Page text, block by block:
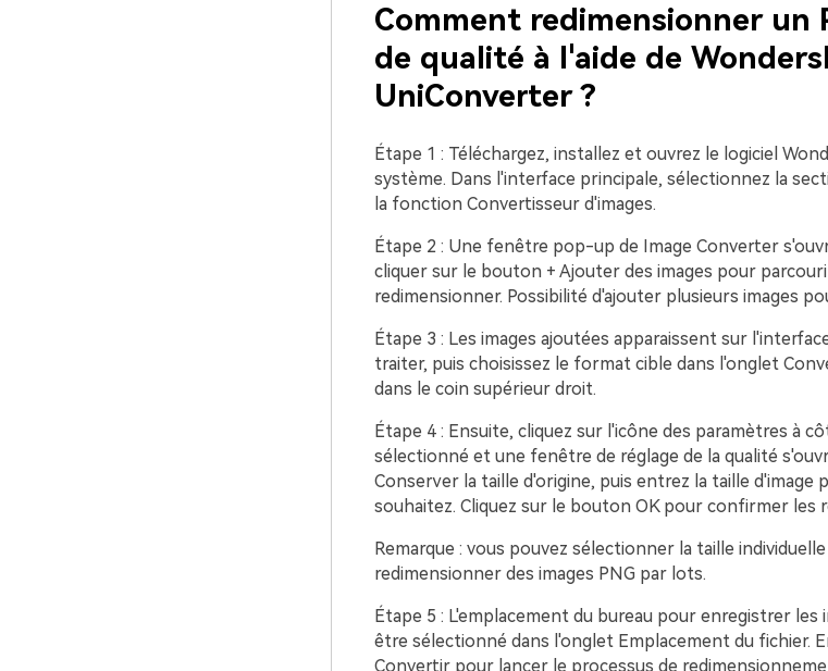
Comment redimensionner un
de qualité à l'aide de
UniConverter ?
Étape 1 : Téléchargez, installez et ouvrez le logiciel
système. Dans l'interface principale, sélectionnez la
la fonction Convertisseur d'images.
Étape 2 : Une fenêtre pop-up de Image Converter
cliquer sur le bouton + Ajouter des images pour
redimensionner. Possibilité d'ajouter plusieurs images
Étape 3 : Les images ajoutées apparaissent sur
traiter, puis choisissez le format cible dans l'onglet
dans le coin supérieur droit.
Étape 4 : Ensuite, cliquez sur l'icône des paramètres à
sélectionné et une fenêtre de réglage de la qualité
Conserver la taille d'origine, puis entrez la taille d'image
souhaitez. Cliquez sur le bouton OK pour confirmer les
Remarque : vous pouvez sélectionner la taille
redimensionner des images PNG par lots.
Étape 5 : L'emplacement du bureau pour enregistrer les
être sélectionné dans l'onglet Emplacement du fichier.
Convertir pour lancer le processus de